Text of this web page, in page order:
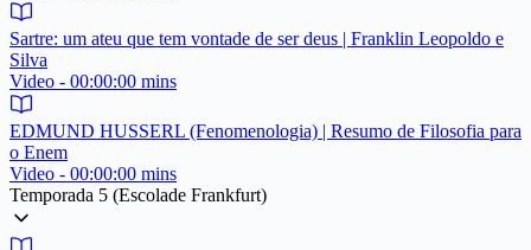
Sartre: um ateu que tem vontade de ser deus | Franklin Leopoldo e
Silva
Video - 00:00:00 mins
EDMUND HUSSERL (Fenomenologia) | Resumo de Filosofia para
o Enem
Video - 00:00:00 mins
Temporada 5 (Escolade Frankfurt)